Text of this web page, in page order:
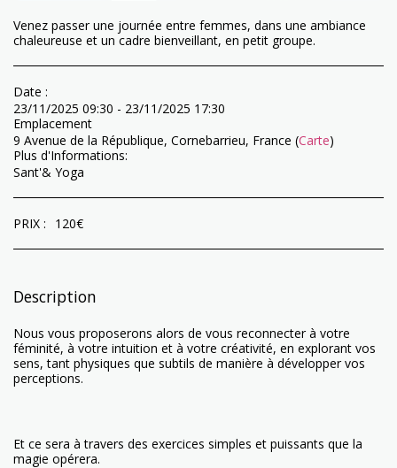
Venez passer une journée entre femmes, dans une ambiance
chaleureuse et un cadre bienveillant, en petit groupe.
Date :
23/11/2025 09:30 - 23/11/2025 17:30
Emplacement
9 Avenue de la République, Cornebarrieu, France (Carte)
Plus d'Informations:
Sant'& Yoga
PRIX : 120€
Description
Nous vous proposerons alors de vous reconnecter à votre
féminité, à votre intuition et à votre créativité, en explorant vos
sens, tant physiques que subtils de manière à développer vos
perceptions.
Et ce sera à travers des exercices simples et puissants que la
magie opérera.